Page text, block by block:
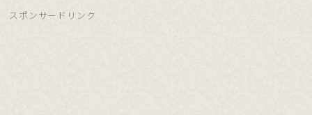
スポンサードリンク